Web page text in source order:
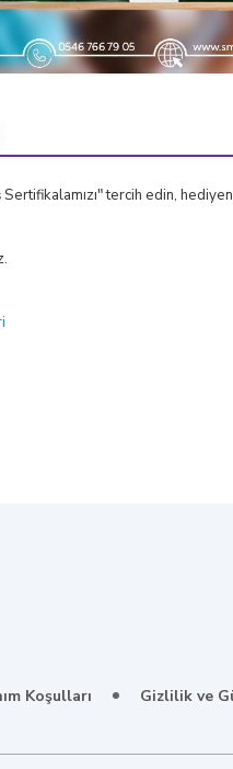
tercih edin,
Koşulları Gizlilik ve